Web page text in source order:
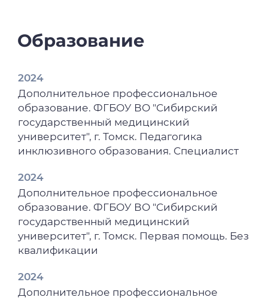
Образование
2024
Дополнительное профессиональное
образование. ФГБОУ ВО "Сибирский
государственный медицинский
университет", г. Томск. Педагогика
инклюзивного образования. Специалист
2024
Дополнительное профессиональное
образование. ФГБОУ ВО "Сибирский
государственный медицинский
университет", г. Томск. Первая помощь. Без
квалификации
2024
Дополнительное профессиональное